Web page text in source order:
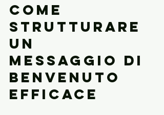
Come
strutturare
un
messaggio di
benvenuto
efficace